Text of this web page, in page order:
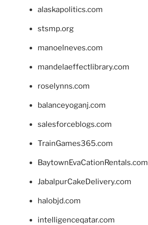
alaskapolitics.com
stsmp.org
manoelneves.com
mandelaeffectlibrary.com
roselynns.com
balanceyoganj.com
salesforceblogs.com
TrainGames365.com
BaytownEvaCationRentals.com
JabalpurCakeDelivery.com
halobjd.com
intelligenceqatar.com